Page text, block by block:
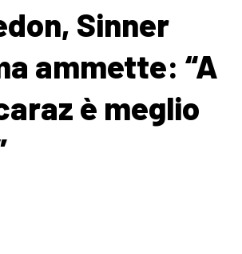
Sinner
ammette: “A
è meglio